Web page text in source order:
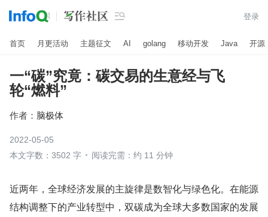
 登录
首页 月更活动 主题征文 AI golang 移动开发 Java 开源
一“碳”究竟：碳交易的生意经与飞
轮“燃料”
作者： 脑极体
2022-05-05
本文字数：3502 字
阅读完需：约 11 分钟
近两年，全球经济发展的主旋律是数智化与绿色化。在能源
结构调整下的产业转型中，双碳成为全球大多数国家的发展